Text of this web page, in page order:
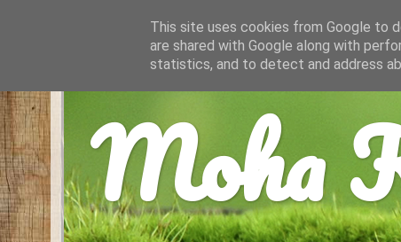
Moha
This site uses cookies from Google to
are shared with Google along with
statistics, and to detect and address